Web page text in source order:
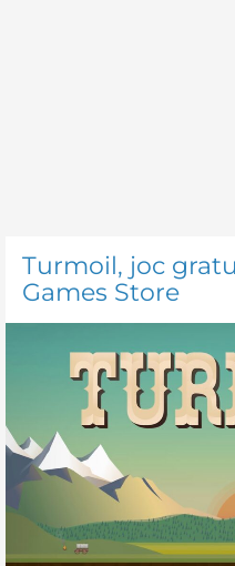
Turmoil, joc
Games Store